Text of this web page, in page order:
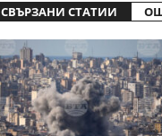
СВЪРЗАНИ СТАТИИ